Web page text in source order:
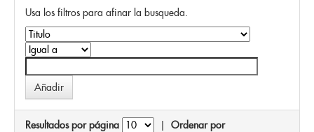
Usa los filtros para afinar la busqueda.
Resultados por página | Ordenar por